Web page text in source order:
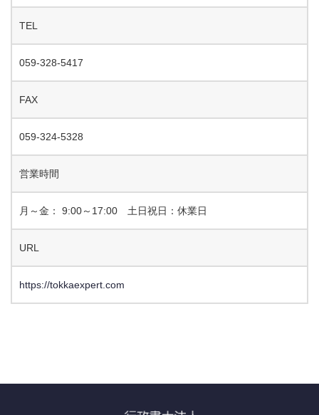
TEL
059-328-5417
FAX
059-324-5328
営業時間
月～金： 9:00～17:00 土日祝日：休業日
URL
https://tokkaexpert.com